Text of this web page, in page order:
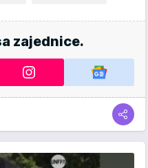
zajednice.